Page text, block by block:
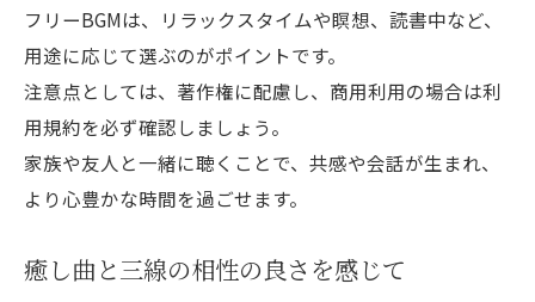
フリーBGMは、リラックスタイムや瞑想、読書中など、
用途に応じて選ぶのがポイントです。
注意点としては、著作権に配慮し、商用利用の場合は利
用規約を必ず確認しましょう。
家族や友人と一緒に聴くことで、共感や会話が生まれ、
より心豊かな時間を過ごせます。
癒し曲と三線の相性の良さを感じて